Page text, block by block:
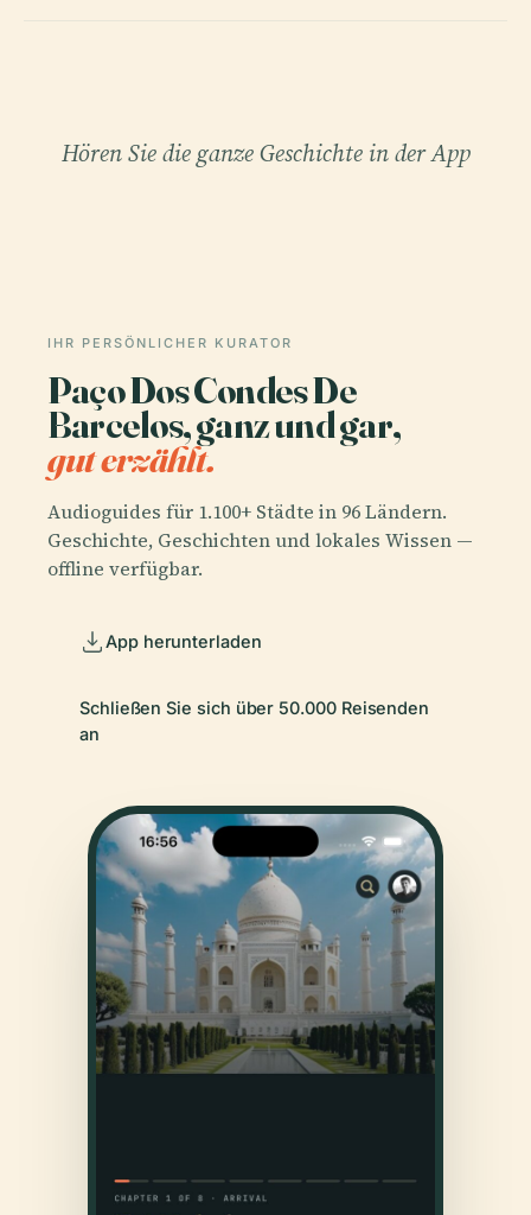
Hören Sie die ganze Geschichte in der App
IHR PERSÖNLICHER KURATOR
Paço Dos Condes De
Barcelos, ganz und gar,
gut erzählt.
Audioguides für 1.100+ Städte in 96 Ländern.
Geschichte, Geschichten und lokales Wissen —
offline verfügbar.
App herunterladen
Schließen Sie sich über 50.000 Reisenden
an